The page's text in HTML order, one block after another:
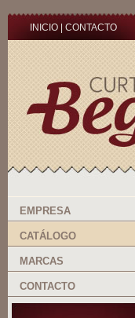
INICIO CONTACTO
EMPRESA
CATÁLOGO
MARCAS
CONTACTO